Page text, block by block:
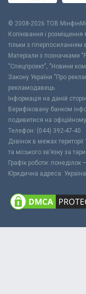
© 2008-2026 ТОВ
Копіювання і розміщення
тільки з
Матеріали з позначками
"Спецпроект", "Новини
Закону України "Про
рекламодавець.
Інформація на даній
Верифіковану банком
подивитися на
Телефон: (044) 392-47-40
Дзвінок в межах
та міського зв’язку за
Графік роботи: понеділок
Юридична адреса: